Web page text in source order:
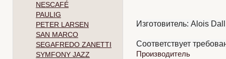
NESCAFÉ
PAULIG
PETER LARSEN
SAN MARCO
SEGAFREDO ZANETTI
SYMFONY JAZZ
Изготовитель: Alois
Соответствует
Производитель